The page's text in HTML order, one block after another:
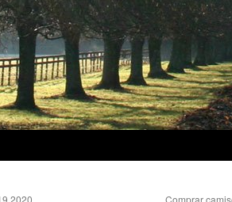
2020 Comprar